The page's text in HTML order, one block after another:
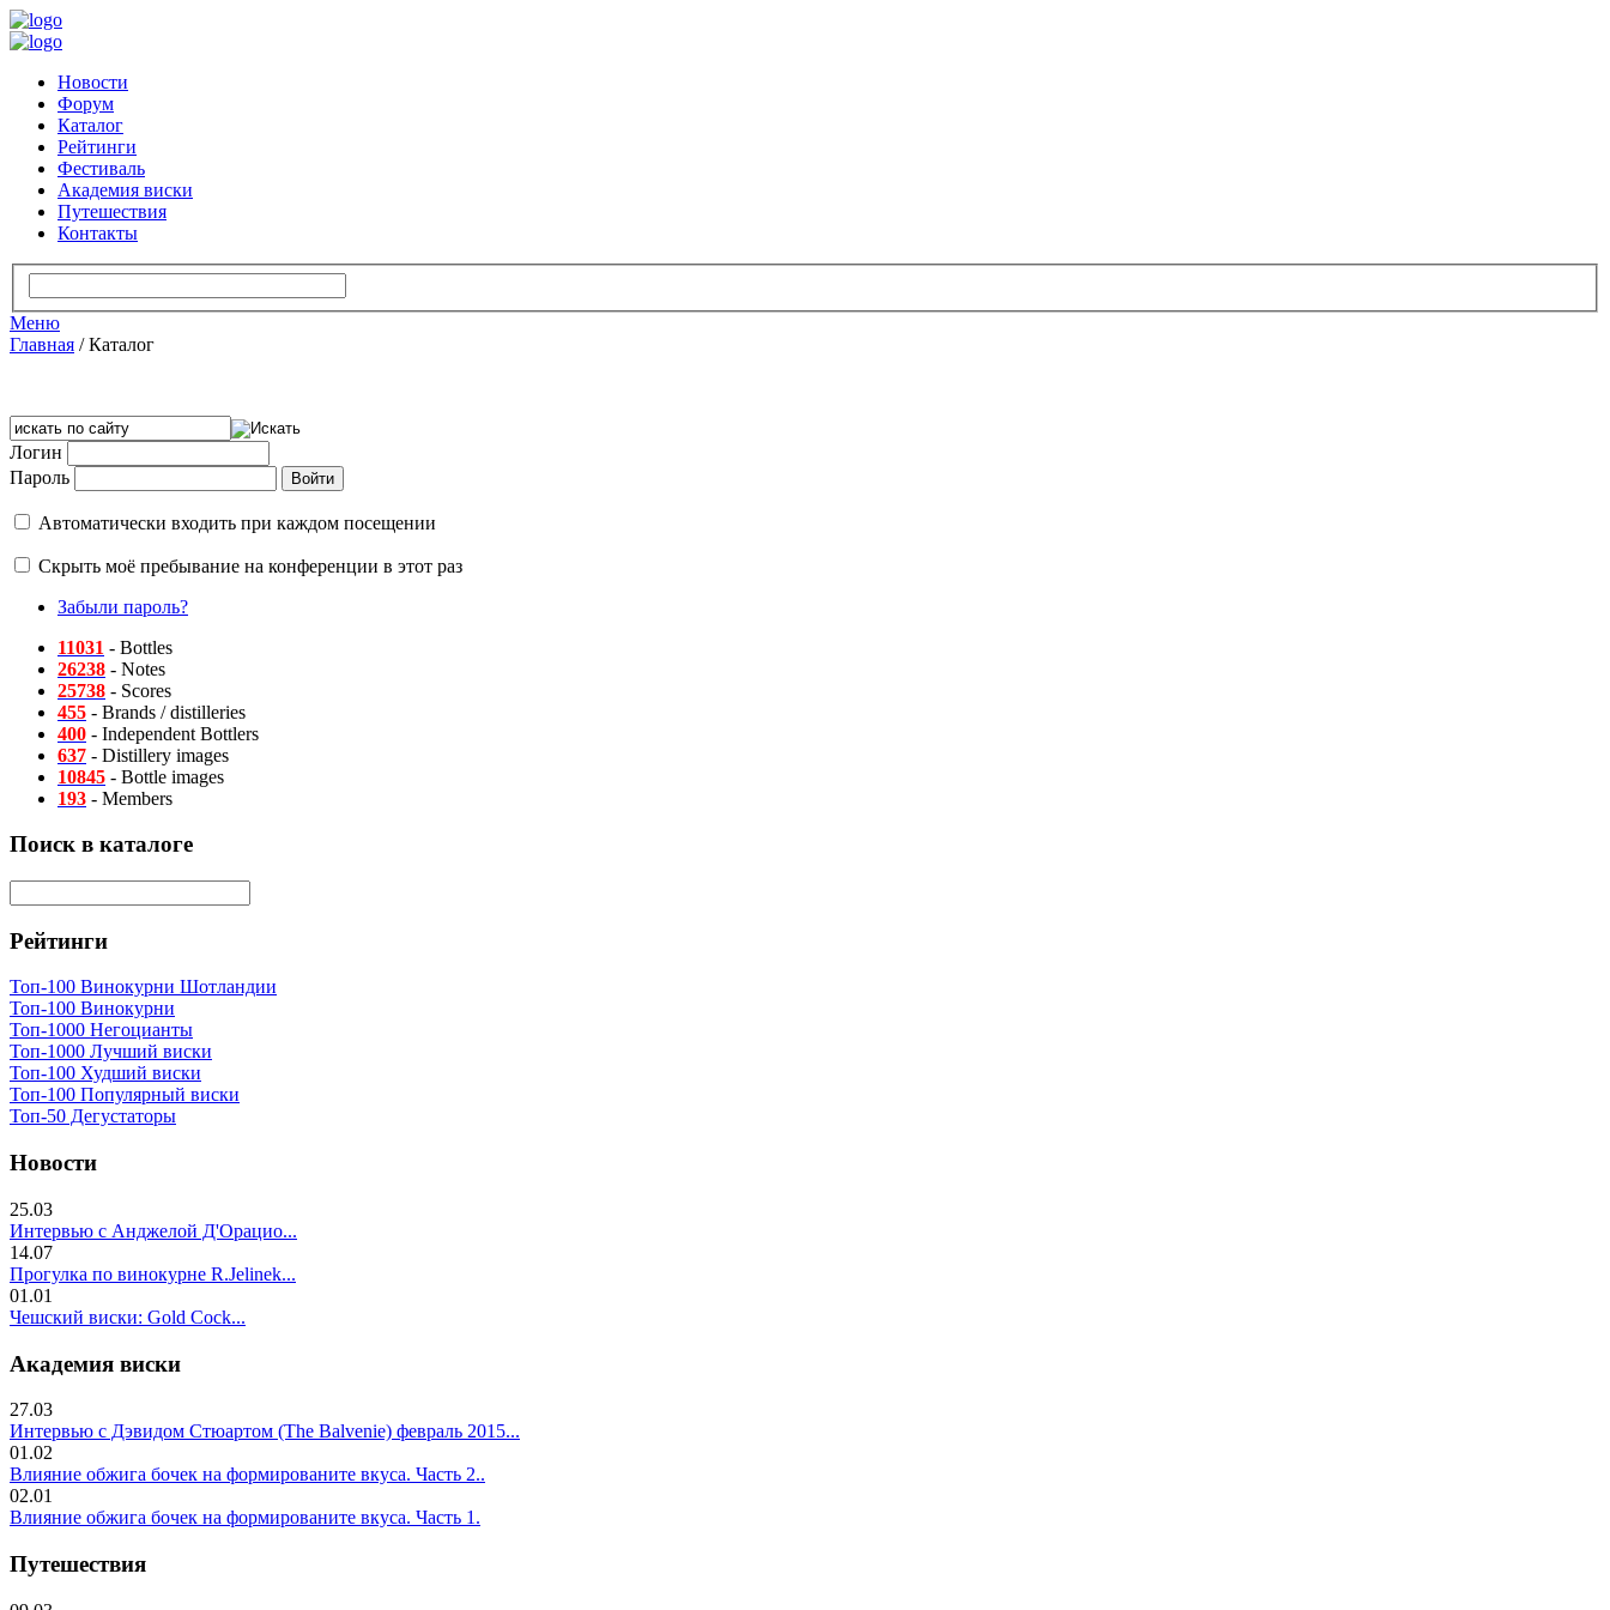
Новости
Форум
Каталог
Рейтинги
Фестиваль
Академия виски
Путешествия
Контакты
Меню
Главная /Каталог
Логин
Пароль
Автоматически входить при каждом посещении
Скрыть моё пребывание на конференции в этот раз
Забыли пароль?
11031 - Bottles
26238 - Notes
25738 - Scores
455 - Brands / distilleries
400 - Independent Bottlers
637 - Distillery images
10845 - Bottle images
193 - Members
Поиск в каталоге
Рейтинги
Топ-100 Винокурни Шотландии
Топ-100 Винокурни
Топ-1000 Негоцианты
Топ-1000 Лучший виски
Топ-100 Худший виски
Топ-100 Популярный виски
Топ-50 Дегустаторы
Новости
25.03
Интервью с Анджелой Д'Орацио...
14.07
Прогулка по винокурне R.Jelinek...
01.01
Чешский виски: Gold Cock...
Академия виски
27.03
Интервью с Дэвидом Стюартом (The Balvenie) февраль 2015...
01.02
Влияние обжига бочек на формированите вкуса. Часть 2..
02.01
Влияние обжига бочек на формированите вкуса. Часть 1.
Путешествия